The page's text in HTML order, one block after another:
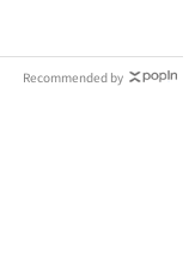
Recommended by